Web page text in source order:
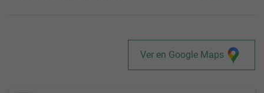
Ver en Google Maps